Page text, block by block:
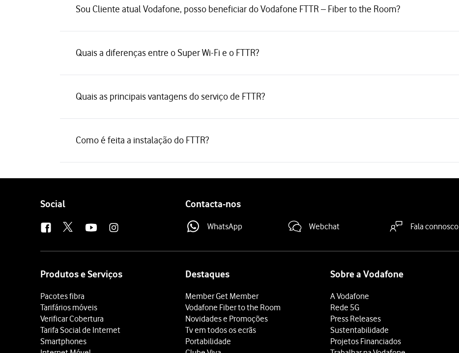
Sou Cliente atual Vodafone, posso beneficiar do Vodafone FTTR – Fiber to the Room?
Quais a diferenças entre o Super Wi-Fi e o FTTR?
Quais as principais vantagens do serviço de FTTR?
Como é feita a instalação do FTTR?
Follow
Social Contacta-nos
WhatsApp Webchat Fala connosco
Produtos e Serviços
Pacotes fibra
Tarifários móveis
Verificar Cobertura
Tarifa Social de Internet
Smartphones
Destaques
Member Get Member
Vodafone Fiber to the Room
Novidades e Promoções
Tv em todos os ecrãs
Portabilidade
Sobre a Vodafone
A Vodafone
Rede 5G
Press Releases
Sustentabilidade
Projetos Financiados